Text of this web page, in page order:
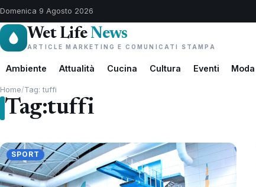
Domenica 9 Agosto 2026
Wet LifeNews
ARTICLE MARKETING E COMUNICATI STAMPA
Ambiente Attualità Cucina Cultura Eventi Moda
Home/Tag: tuffi
Tag:tuffi
SPORT